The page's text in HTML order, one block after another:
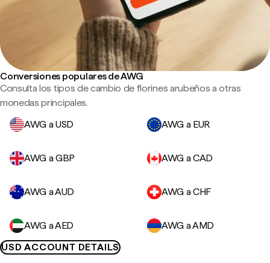
Conversiones populares de AWG
Consulta los tipos de cambio de florines arubeños a otras
monedas principales.
AWG a USD
AWG a EUR
AWG a GBP AWG a CAD
AWG a AUD AWG a CHF
AWG a AED
AWG a AMD
USD ACCOUNT DETAILS